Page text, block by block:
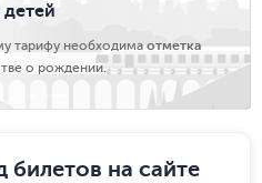
тарифу необходима отметка
о рождении.
на сайте